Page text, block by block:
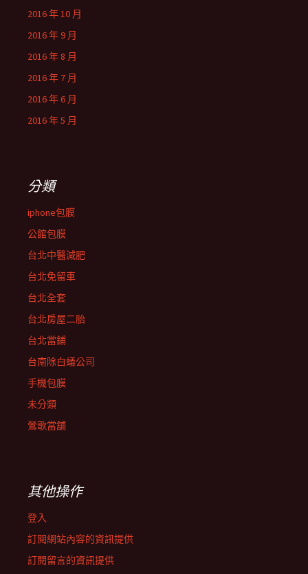
2016 年 10 月
2016 年 9 月
2016 年 8 月
2016 年 7 月
2016 年 6 月
2016 年 5 月
分類
iphone包膜
公館包膜
台北中醫減肥
台北免留車
台北全套
台北房屋二胎
台北當鋪
台南除白蟻公司
手機包膜
未分類
鶯歌當舖
其他操作
登入
訂閱網站內容的資訊提供
訂閱留言的資訊提供